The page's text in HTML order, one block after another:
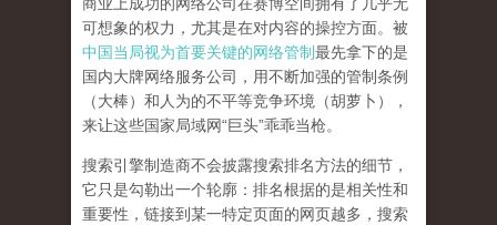
可想象的权力，尤其是在对内容的操控方面。被
中国当局视为首要关键的网络管制最先拿下的是
国内大牌网络服务公司 ，用不断加强的管制条例
（大棒）和人为的不平等竞争环境（胡萝卜），
来让这些国家局域网“巨头”乖乖当枪。
搜索引擎制造商不会披露搜索排名方法的细节，
它只是勾勒出一个轮廓：排名根据的是相关性和
重要性，链接到某一特定页面的网页越多，搜索